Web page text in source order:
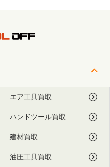
エア工具買取
ハンドツール買取
建材買取
油圧工具買取